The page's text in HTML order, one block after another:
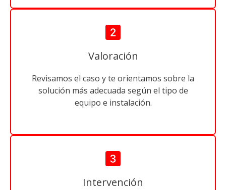
Valoración
Revisamos el caso y te orientamos sobre la
solución más adecuada según el tipo de
equipo e instalación.
Intervención